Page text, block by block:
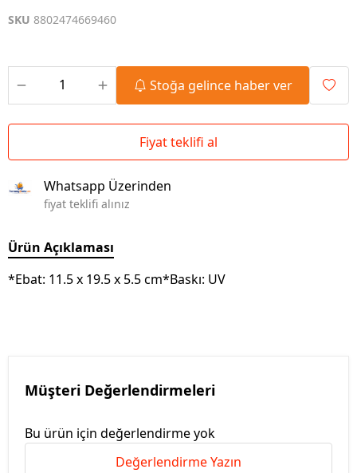
SKU 8802474669460
Stoğa gelince haber ver
Fiyat teklifi al
Whatsapp Üzerinden
fiyat teklifi alınız
Ürün Açıklaması
*Ebat: 11.5 x 19.5 x 5.5 cm*Baskı: UV
Müşteri Değerlendirmeleri
Bu ürün için değerlendirme yok
Değerlendirme Yazın